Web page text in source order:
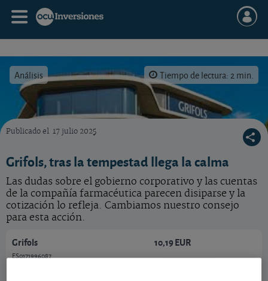
Análisis Tiempo de lectura: 2 min.
Publicado el 17 julio 2025
Grifols, tras la tempestad llega la calma
Las dudas sobre el gobierno corporativo y las cuentas
de la compañía farmacéutica parecen disiparse y la
cotización lo refleja. Cambiamos nuestro consejo
para esta acción.
Grifols
ES0171996087
10,19 EUR